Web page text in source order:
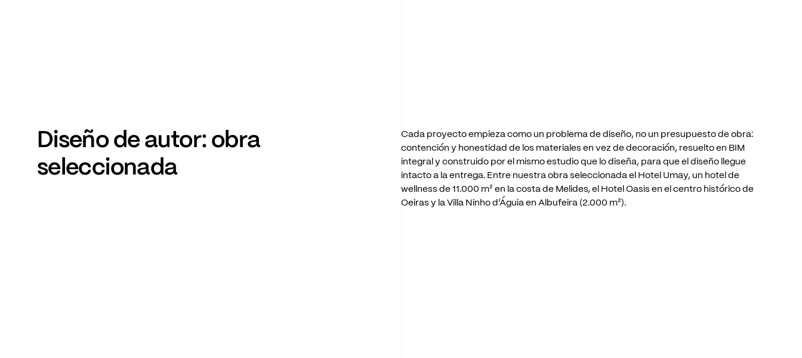
Diseño de autor: obra
seleccionada
Cada proyecto empieza como un problema de diseño, no un presupuesto de obra:
contención y honestidad de los materiales en vez de decoración, resuelto en BIM
integral y construido por el mismo estudio que lo diseña, para que el diseño llegue
intacto a la entrega. Entre nuestra obra seleccionada el Hotel Umay, un hotel de
wellness de 11.000 m² en la costa de Melides, el Hotel Oasis en el centro histórico de
Oeiras y la Villa Ninho d’Águia en Albufeira (2.000 m²).